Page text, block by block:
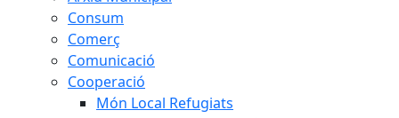
Consum
Comerç
Comunicació
Cooperació
Món Local Refugiats